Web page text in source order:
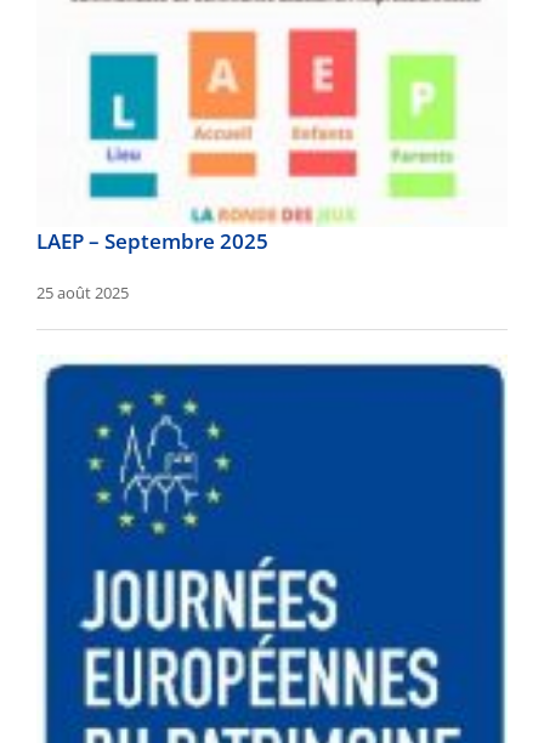
LAEP – Septembre 2025
25 août 2025